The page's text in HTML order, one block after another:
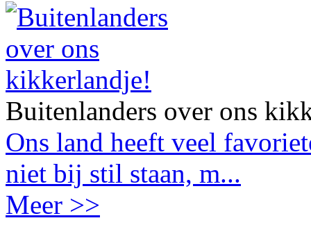
Buitenlanders over ons
Ons land heeft veel
niet bij stil staan, m...
Meer >>